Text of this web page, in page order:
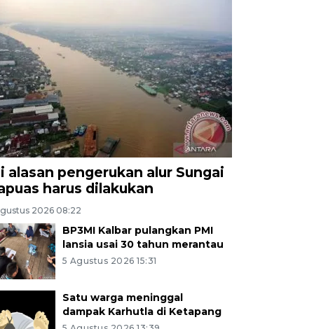
alasan pengerukan alur Sungai
harus dilakukan
2026 08:22
BP3MI Kalbar pulangkan PMI
lansia usai 30 tahun merantau
5 Agustus 2026 15:31
Satu warga meninggal
dampak Karhutla di Ketapang